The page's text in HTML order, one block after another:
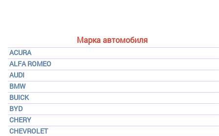
Марка автомобиля
ACURA
ALFA ROMEO
AUDI
BMW
BUICK
BYD
CHERY
CHEVROLET